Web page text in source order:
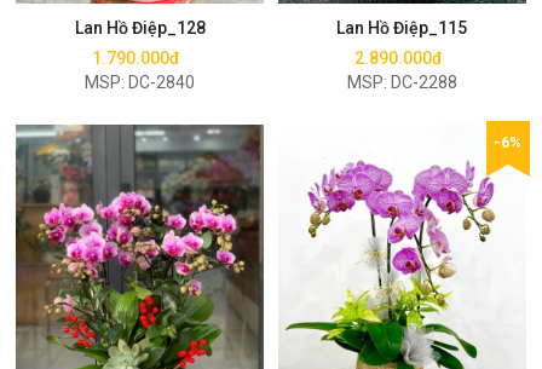
Lan Hồ Điệp_128
1.790.000đ
MSP: DC-2840
Lan Hồ Điệp_115
2.890.000đ
MSP: DC-2288
-6%